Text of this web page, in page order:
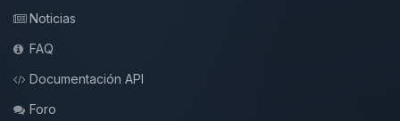
Noticias
FAQ
Documentación API
Foro